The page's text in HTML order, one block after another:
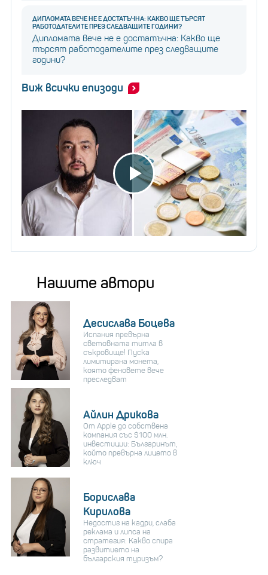
ДИПЛОМАТА ВЕЧЕ НЕ Е ДОСТАТЪЧНА: КАКВО ЩЕ ТЪРСЯТ
РАБОТОДАТЕЛИТЕ ПРЕЗ СЛЕДВАЩИТЕ ГОДИНИ?
Дипломата вече не е достатъчна: Какво ще
търсят работодателите през следващите
години?
Виж всички епизоди
Нашите автори
Десислава Боцева
Испания превърна
световната титла в
съкровище! Пуска
лимитирана монета,
която феновете вече
преследват
Айлин Дрикова
От Apple до собствена
компания със $100 млн.
инвестиции: Българинът,
който превърна лицето в
ключ
Борислава
Кирилова
Недостиг на кадри, слаба
реклама и липса на
стратегия: Какво спира
развитието на
българския туризъм?